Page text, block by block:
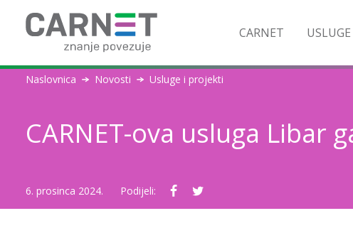
CARNET
Naslovnica Novosti Usluge i projekti
CARNET-ova usluga Libar
6. prosinca 2024. Podijeli: